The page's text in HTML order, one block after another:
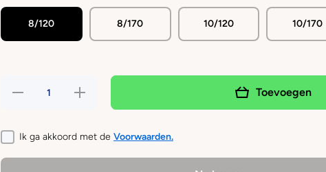
8/120 8/170 10/120 10/170
Hoeveelheid
Freestyle
touw
Verhoog de
hoeveelheid
voor Hunter
Freestyle
touw
Toevoegen
Ik ga akkoord met de Voorwaarden.